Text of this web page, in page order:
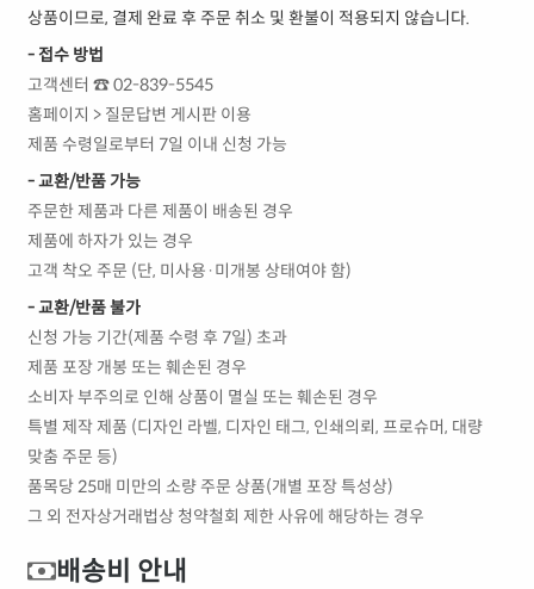
상품이므로, 결제 완료 후 주문 취소 및 환불이 적용되지 않습니다.
- 접수 방법
고객센터 ☎ 02-839-5545
홈페이지 > 질문답변 게시판 이용
제품 수령일로부터 7일 이내 신청 가능
- 교환/반품 가능
주문한 제품과 다른 제품이 배송된 경우
제품에 하자가 있는 경우
고객 착오 주문 (단, 미사용·미개봉 상태여야 함)
- 교환/반품 불가
신청 가능 기간(제품 수령 후 7일) 초과
제품 포장 개봉 또는 훼손된 경우
소비자 부주의로 인해 상품이 멸실 또는 훼손된 경우
특별 제작 제품 (디자인 라벨, 디자인 태그, 인쇄의뢰, 프로슈머, 대량
맞춤 주문 등)
품목당 25매 미만의 소량 주문 상품(개별 포장 특성상)
그 외 전자상거래법상 청약철회 제한 사유에 해당하는 경우
배송비 안내